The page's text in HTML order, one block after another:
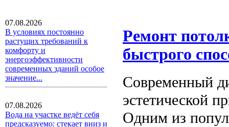
07.08.2026
В условиях постоянно
растущих требований к
комфорту и
энергоэффективности
современных зданий особое
значение...
07.08.2026
Вода на участке ведёт себя
предсказуемо: стекает вниз и
Ремонт
быстрого
Современный
эстетической
Одним из